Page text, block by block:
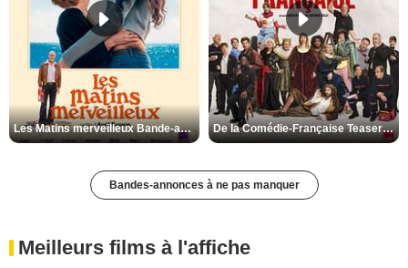
Les Matins merveilleux Bande-annonce VF De la Comédie-Française Teaser VF
Bandes-annonces à ne pas manquer
Meilleurs films à l'affiche